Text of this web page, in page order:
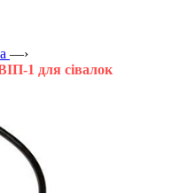
—›
1 для сівалок